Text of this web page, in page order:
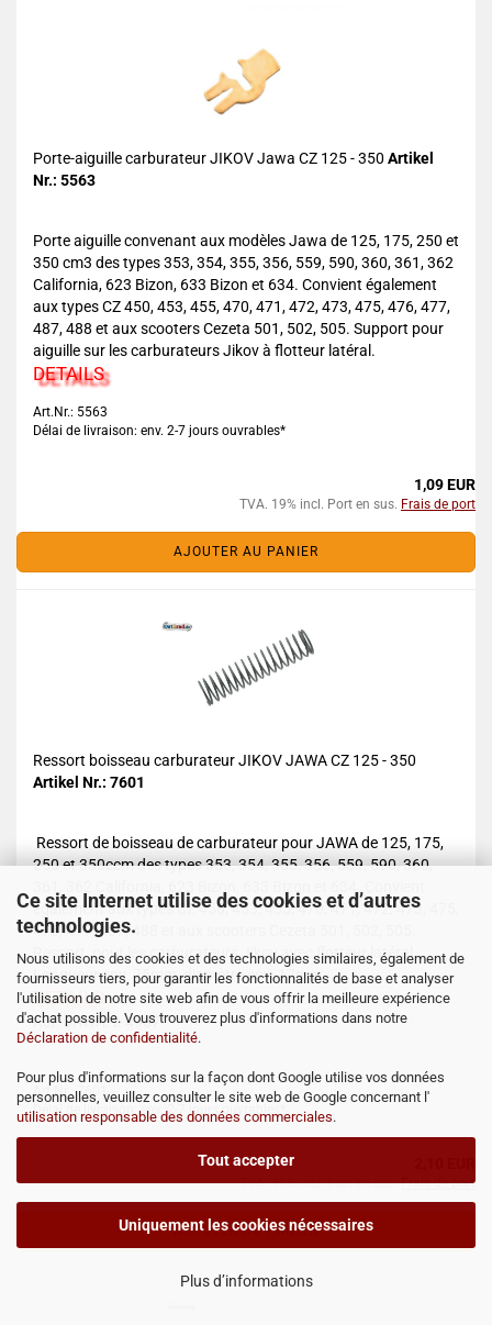
Ce site Internet utilise des cookies et d’autres
technologies.
Nous utilisons des cookies et des technologies similaires, également de
fournisseurs tiers, pour garantir les fonctionnalités de base et analyser
l'utilisation de notre site web afin de vous offrir la meilleure expérience
d'achat possible. Vous trouverez plus d'informations dans notre
Déclaration de confidentialité.
Pour plus d'informations sur la façon dont Google utilise vos données
personnelles, veuillez consulter le site web de Google concernant l'
utilisation responsable des données commerciales.
Tout accepter
Uniquement les cookies nécessaires
Plus d’informations
Porte-aiguille carburateur JIKOV Jawa CZ 125 - 350 Artikel
Nr.: 5563
Porte aiguille convenant aux modèles Jawa de 125, 175, 250 et
350 cm3 des types 353, 354, 355, 356, 559, 590, 360, 361, 362
California, 623 Bizon, 633 Bizon et 634. Convient également
aux types CZ 450, 453, 455, 470, 471, 472, 473, 475, 476, 477,
487, 488 et aux scooters Cezeta 501, 502, 505. Support pour
aiguille sur les carburateurs Jikov à flotteur latéral.
DETAILS
Art.Nr.: 5563
Délai de livraison: env. 2-7 jours ouvrables*
1,09 EUR
TVA. 19% incl. Port en sus. Frais de port
AJOUTER AU PANIER
Ressort boisseau carburateur JIKOV JAWA CZ 125 - 350
Artikel Nr.: 7601
Ressort de boisseau de carburateur pour JAWA de 125, 175,
250 et 350ccm des types 353, 354, 355, 356, 559, 590, 360,
également aux types CZ 450, 453, 455, 470, 471, 472, 473, 475,
476, 477, 487, 488 et aux scooters Cezeta 501, 502, 505.
Ressort pour les carburateurs Jikov avec flotteur latéral.
Longueur env. 75mm, diamètre env. 17mm.
DETAILS
Réf. JAWA: 2-4907
Art.Nr.: 7601
Délai de livraison: env. 2-7 jours ouvrables*
TVA. 19% incl. Port en sus.Frais de port
AJOUTER AU PANIER